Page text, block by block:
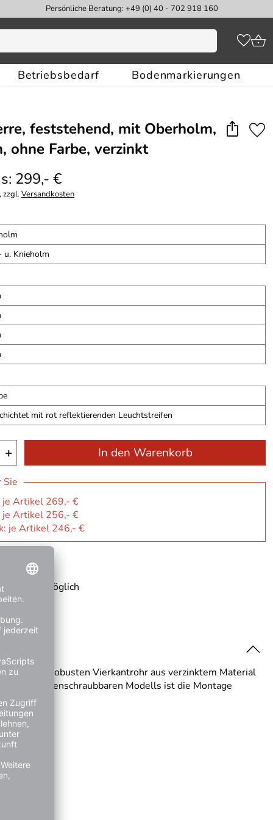
Persönliche Beratung: +49 (0) 40 - 702 918 160
Betriebsbedarf Bodenmarkierungen
feststehend, mit Oberholm,
ohne Farbe, verzinkt
299,- €
zzgl.Versandkosten
u. Knieholm
mit rot reflektierenden Leuchtstreifen
+ In den Warenkorb
Sie
je Artikel 269,- €
je Artikel 256,- €
je Artikel 246,- €
möglich
einem robusten Vierkantrohr aus verzinktem Material
zusammenschraubbaren Modells ist die Montage